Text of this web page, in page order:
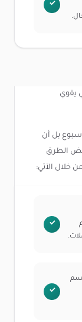
يقوي
بل أن
الطرق
خلال الآتي: